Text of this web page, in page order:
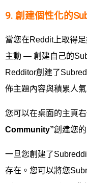
9. 創建個性化的
當您在Reddit上取得
主動 — 創建自己的
Redditor創建了
佈主題內容與積累人氣
您可以在桌面的主頁
Community”創建您
一旦您創建了
存在。您可以將您